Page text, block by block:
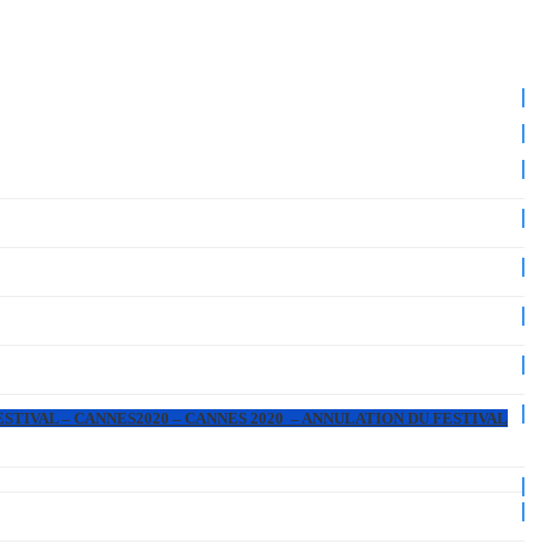
– CANNES2020 – CANNES 2020 – ANNULATION DU FESTIVAL